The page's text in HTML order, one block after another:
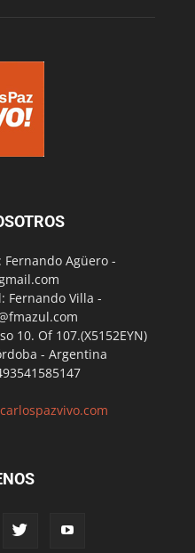
Agüero -
Fernando Villa -
10. Of 107.(X5152EYN)
- Argentina